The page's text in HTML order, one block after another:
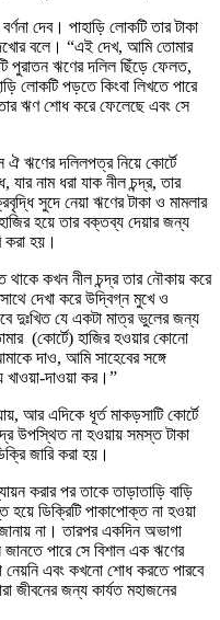
দেব। পাহাড়ি লোকটি তার টাকা
বলে। “এই দেখ, আমি তোমার
পুরাতন ঋণের দলিল ছিঁড়ে ফেলত,
লোকটি পড়তে কিংবা লিখতে পারে
ঋণ শোধ করে ফেলেছে এবং সে
ঐ ঋণের দলিলপত্র নিয়ে কোর্টে
নাম ধরা যাক নীল চন্দ্র, তার
সুদে নেয়া ঋণের টাকা ও মামলার
হয়ে তার বক্তব্য দেয়ার জন্য
করা হয়।
থাকে কখন নীল চন্দ্র তার নৌকায় করে
দেখা করে উদ্বিগ্ন মুখে ও
দুঃখিত যে একটা মাত্র ভুলের জন্য
(কোর্টে) হাজির হওয়ার কোনো
দাও, আমি সাহেবের সঙ্গে
খাওয়া-দাওয়া কর।”
আর এদিকে ধূর্ত মাকড়সাটি কোর্টে
উপস্থিত না হওয়ায় সমস্ত টাকা
জারি করা হয়।
করার পর তাকে তাড়াতাড়ি বাড়ি
ডিক্রিটি পাকাপোক্ত না হওয়া
না। তারপর একদিন অভাগা
জানতে পারে সে বিশাল এক ঋণের
নেয়নি এবং কখনো শোধ করতে পারবে
জীবনের জন্য কার্যত মহাজনের